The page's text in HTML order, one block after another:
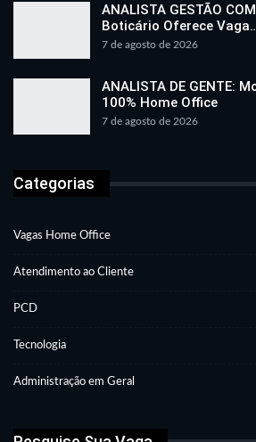
ANALISTA GESTÃO
Boticário Oferece
7 de agosto de 2026
ANALISTA DE GENTE:
100% Home Office
7 de agosto de 2026
Categorias
Vagas Home Office
Atendimento ao Cliente
PCD
Tecnologia
Administração em Geral